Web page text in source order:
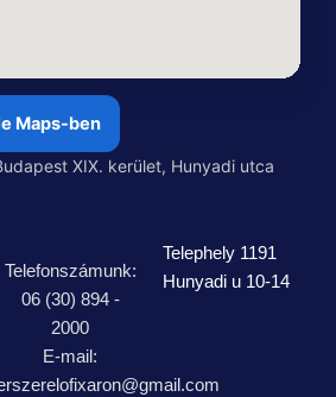
Maps-ben
XIX. kerület, Hunyadi utca
Telefonszámunk:
06 (30) 894 -
2000
E-mail:
Telephely 1191
Hunyadi u 10-14